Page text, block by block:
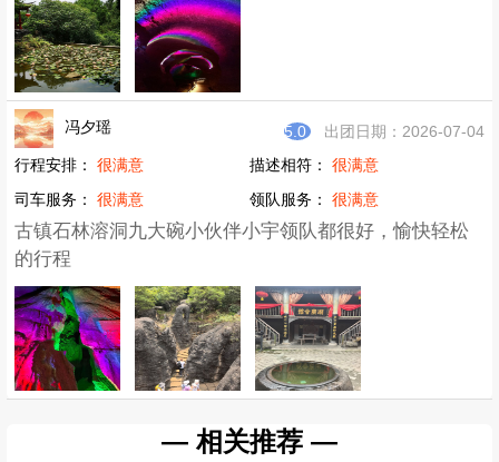
冯夕瑶 5.0
出团日期：2026-07-04
行程安排：很满意 描述相符： 很满意
司车服务：很满意 领队服务： 很满意
古镇石林溶洞九大碗小伙伴小宇领队都很好，愉快轻松
的行程
— 相关推荐 —